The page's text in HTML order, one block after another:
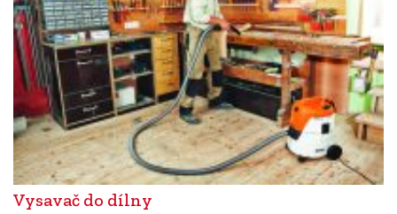
Vysavač do dílny